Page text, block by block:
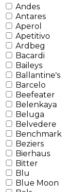
Andes
Antares
Aperol
Apetitivo
Ardbeg
Bacardi
Baileys
Ballantine's
Barcelo
Beefeater
Belenkaya
Beluga
Belvedere
Benchmark
Beziers
Bierhaus
Bitter
Blu
Blue Moon